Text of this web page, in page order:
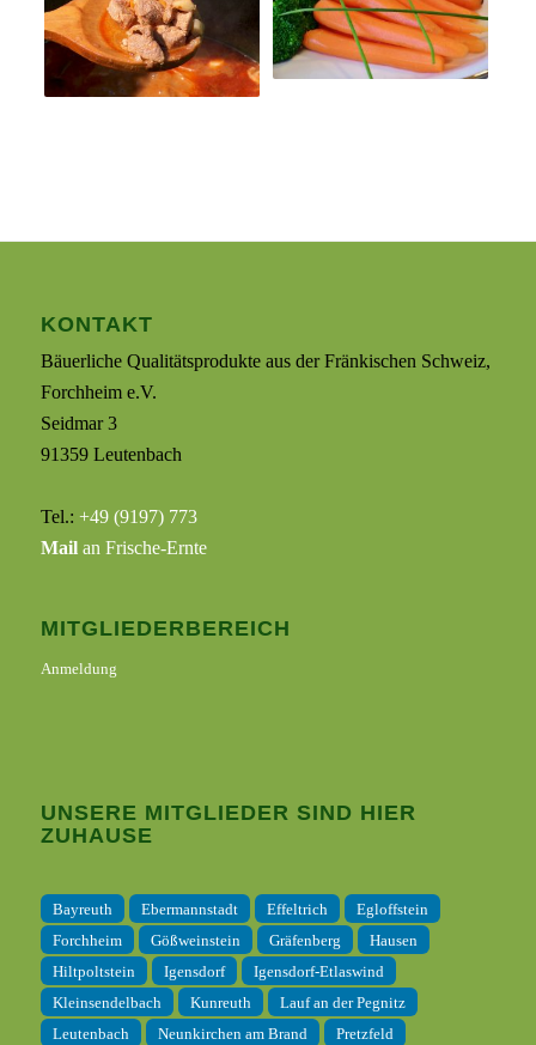
KONTAKT
Bäuerliche Qualitätsprodukte aus der Fränkischen Schweiz,
Forchheim e.V.
Seidmar 3
91359 Leutenbach
Tel.: +49 (9197) 773
Mailan Frische-Ernte
MITGLIEDERBEREICH
Anmeldung
UNSERE MITGLIEDER SIND HIER
ZUHAUSE
Bayreuth Ebermannstadt Effeltrich
Egloffstein
Forchheim
Gößweinstein Gräfenberg
Hausen
Hiltpoltstein
Igensdorf
Igensdorf-Etlaswind
Kleinsendelbach
Kunreuth
Lauf an der Pegnitz
Leutenbach
Neunkirchen am Brand
Pretzfeld